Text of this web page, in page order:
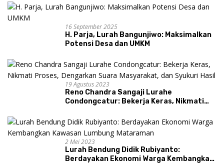
16 September 2025
H. Parja, Lurah Bangunjiwo: Maksimalkan
Potensi Desa dan UMKM
19 Agustus 2023
Reno Chandra Sangaji Lurahe
Condongcatur: Bekerja Keras, Nikmati
dan Syukuri Hasil
2 Mei 2023
Lurah Bendung Didik Rubiyanto:
Berdayakan Ekonomi Warga Kembangkan